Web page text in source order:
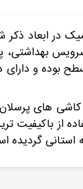
در ابعاد
بهداشتی،
بوده و دارای
کار خود را از سال 1371 آغاز نموده و در زمینه
ترین
استانی گردیده